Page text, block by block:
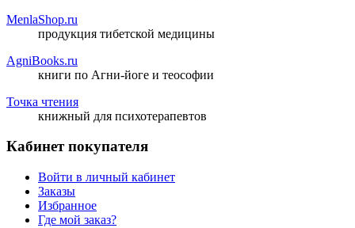
MenlaShop.ru
продукция тибетской медицины
AgniBooks.ru
книги по Агни-йоге и теософии
Точка чтения
книжный для психотерапевтов
Кабинет покупателя
Войти в личный кабинет
Заказы
Избранное
Где мой заказ?